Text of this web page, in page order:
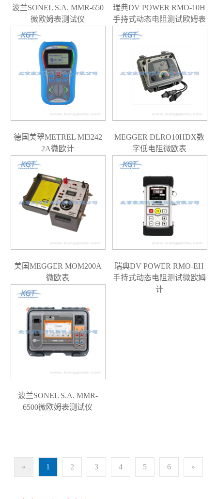
波兰SONEL S.A. MMR-650
微欧姆表测试仪
瑞典DV POWER RMO-10H
手持式动态电阻测试欧姆表
德国美翠METREL MI3242
2A微欧计
MEGGER DLRO10HDX数
字低电阻微欧表
美国MEGGER MOM200A
微欧表
瑞典DV POWER RMO-EH
手持式动态电阻测试微欧姆
计
波兰SONEL S.A. MMR-
6500微欧姆表测试仪
« 1 2 3 4 5 6 »